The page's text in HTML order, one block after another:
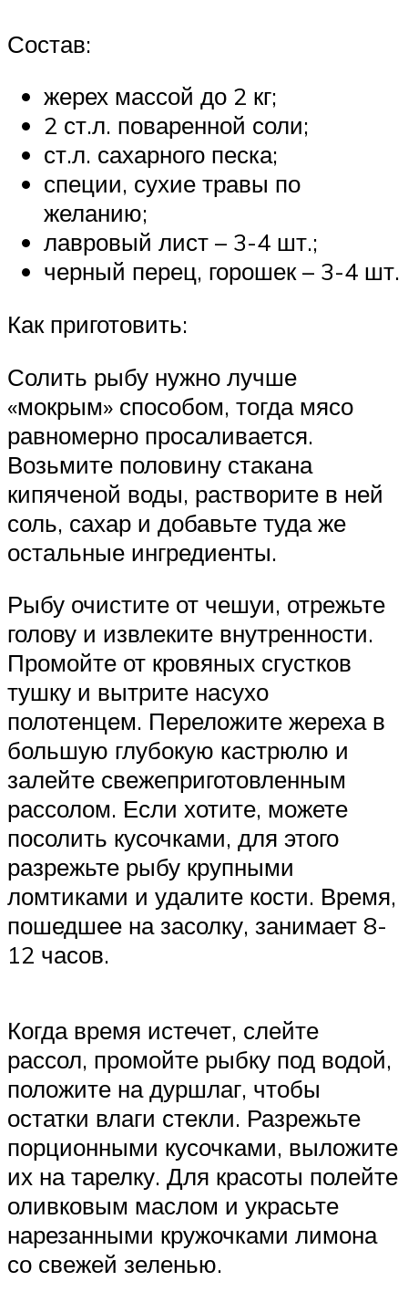
Состав:
жерех массой до 2 кг;
2 ст.л. поваренной соли;
ст.л. сахарного песка;
специи, сухие травы по
желанию;
лавровый лист – 3-4 шт.;
черный перец, горошек – 3-4 шт.
Как приготовить:
Солить рыбу нужно лучше
«мокрым» способом, тогда мясо
равномерно просаливается.
Возьмите половину стакана
кипяченой воды, растворите в ней
соль, сахар и добавьте туда же
остальные ингредиенты.
Рыбу очистите от чешуи, отрежьте
голову и извлеките внутренности.
Промойте от кровяных сгустков
тушку и вытрите насухо
полотенцем. Переложите жереха в
большую глубокую кастрюлю и
залейте свежеприготовленным
рассолом. Если хотите, можете
посолить кусочками, для этого
разрежьте рыбу крупными
ломтиками и удалите кости. Время,
пошедшее на засолку, занимает 8-
12 часов.
Когда время истечет, слейте
рассол, промойте рыбку под водой,
положите на дуршлаг, чтобы
остатки влаги стекли. Разрежьте
порционными кусочками, выложите
их на тарелку. Для красоты полейте
оливковым маслом и украсьте
нарезанными кружочками лимона
со свежей зеленью.